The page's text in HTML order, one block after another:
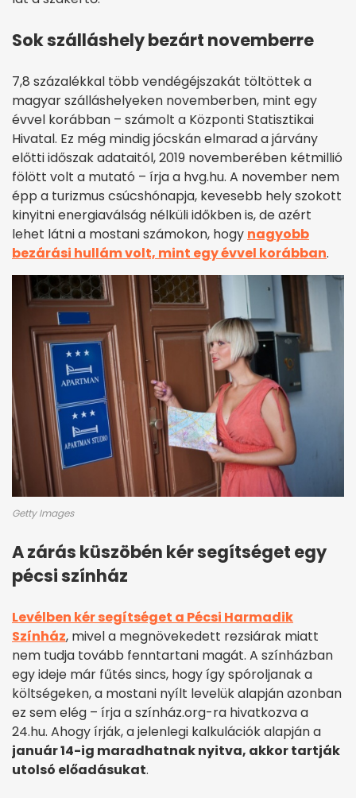
Sok szálláshely bezárt novemberre
7,8 százalékkal több vendégéjszakát töltöttek a
magyar szálláshelyeken novemberben, mint egy
évvel korábban – számolt a Központi Statisztikai
Hivatal. Ez még mindig jócskán elmarad a járvány
előtti időszak adataitól, 2019 novemberében kétmillió
fölött volt a mutató – írja a hvg.hu. A november nem
épp a turizmus csúcshónapja, kevesebb hely szokott
kinyitni energiaválság nélküli időkben is, de azért
lehet látni a mostani számokon, hogy nagyobb
bezárási hullám volt, mint egy évvel korábban.
Getty Images
A zárás küszöbén kér segítséget egy
pécsi színház
Levélben kér segítséget a Pécsi Harmadik
Színház, mivel a megnövekedett rezsiárak miatt
nem tudja tovább fenntartani magát. A színházban
egy ideje már fűtés sincs, hogy így spóroljanak a
költségeken, a mostani nyílt levelük alapján azonban
ez sem elég – írja a színház.org-ra hivatkozva a
24.hu. Ahogy írják, a jelenlegi kalkulációk alapján a
január 14-ig maradhatnak nyitva, akkor tartják
utolsó előadásukat.